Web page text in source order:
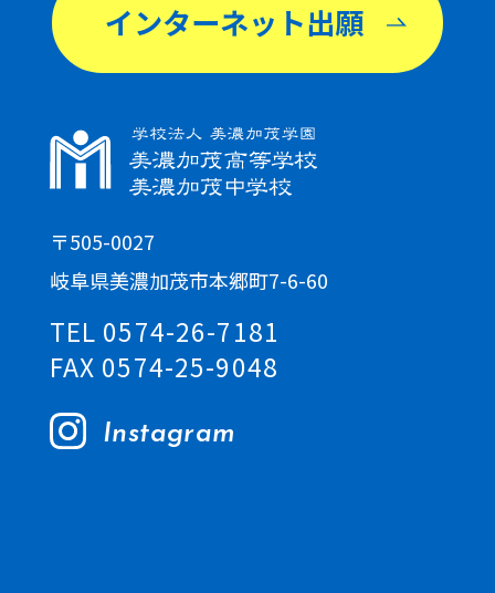
インターネット出願
〒505-0027
岐阜県美濃加茂市本郷町7-6-60
TEL 0574-26-7181
FAX 0574-25-9048
Instagram